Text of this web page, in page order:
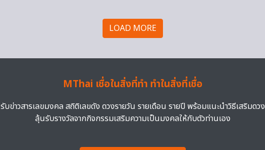
LOAD MORE
MThai เชื่อในสิ่งที่ทำ ทำในสิ่งที่เชื่อ
รับข่าวสารเลขมงคล สถิติเลขดัง ดวงรายวัน รายเดือน รายปี พร้อมแนะนำวิธีเสริมดวง
ลุ้นรับรางวัลจากกิจกรรมเสริมความเป็นมงคลให้กับตัวท่านเอง